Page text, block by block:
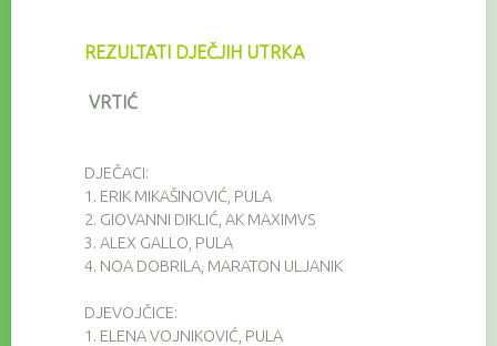
REZULTATI DJEČJIH UTRKA
VRTIĆ
DJEČACI:
1. ERIK MIKAŠINOVIĆ, PULA
2. GIOVANNI DIKLIĆ, AK MAXIMVS
3. ALEX GALLO, PULA
4. NOA DOBRILA, MARATON ULJANIK
DJEVOJČICE:
1. ELENA VOJNIKOVIĆ, PULA